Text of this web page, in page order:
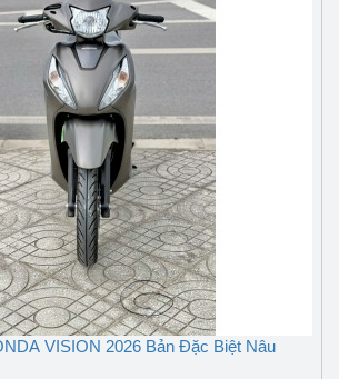
VISION 2026 Bản Đặc Biệt Nâu